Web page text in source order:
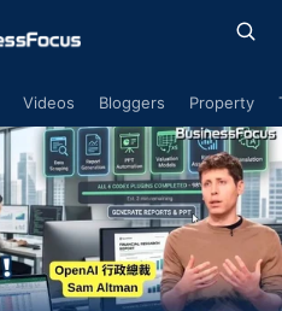
Videos Bloggers Property